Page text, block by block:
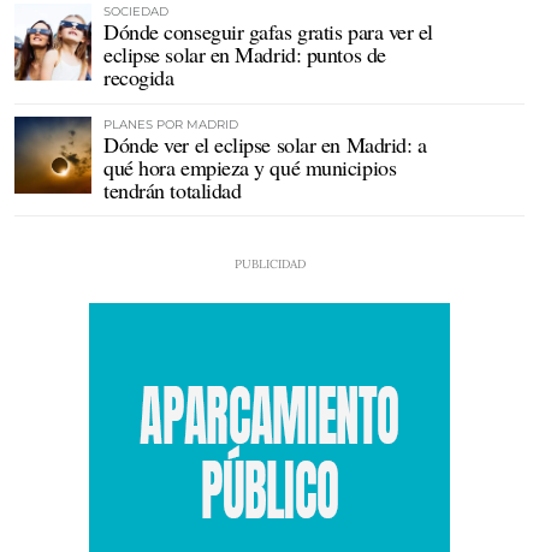
SOCIEDAD
Dónde conseguir gafas gratis para ver el
eclipse solar en Madrid: puntos de
recogida
PLANES POR MADRID
Dónde ver el eclipse solar en Madrid: a
qué hora empieza y qué municipios
tendrán totalidad